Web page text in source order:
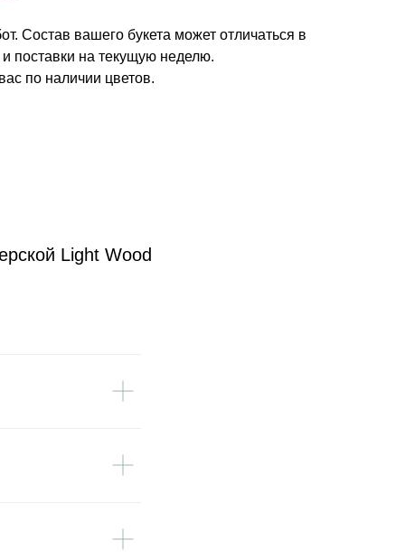
Состав вашего букета может отличаться в
поставки на текущую неделю.
по наличии цветов.
Light Wood